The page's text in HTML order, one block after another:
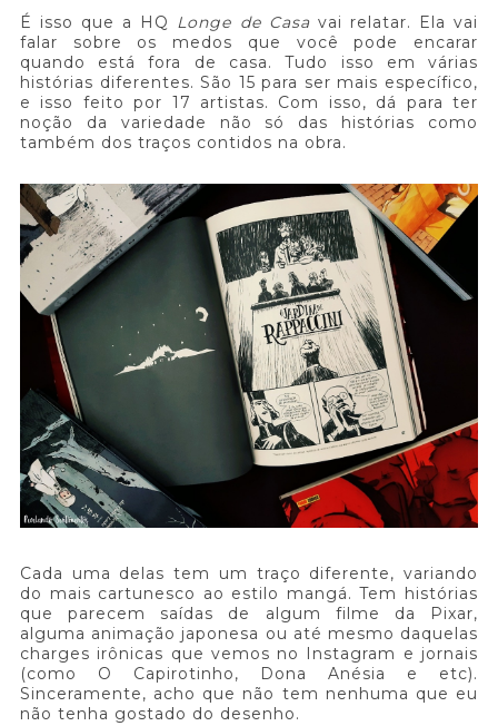
É isso que a HQ Longe de Casavai relatar. Ela vai
falar sobre os medos que você pode encarar
quando está fora de casa. Tudo isso em várias
histórias diferentes. São 15 para ser mais específico,
e isso feito por 17 artistas. Com isso, dá para ter
noção da variedade não só das histórias como
também dos traços contidos na obra.
Cada uma delas tem um traço diferente, variando
do mais cartunesco ao estilo mangá. Tem histórias
que parecem saídas de algum filme da Pixar,
alguma animação japonesa ou até mesmo daquelas
charges irônicas que vemos no Instagram e jornais
(como O Capirotinho, Dona Anésia e etc).
Sinceramente, acho que não tem nenhuma que eu
não tenha gostado do desenho.